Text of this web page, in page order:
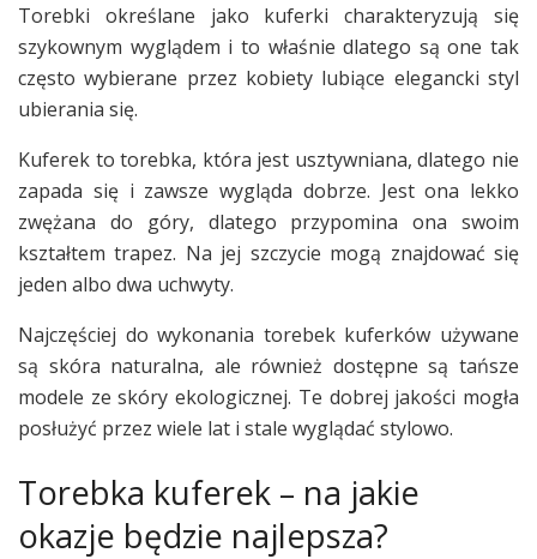
Torebki określane jako kuferki charakteryzują się
szykownym wyglądem i to właśnie dlatego są one tak
często wybierane przez kobiety lubiące elegancki styl
ubierania się.
Kuferek to torebka, która jest usztywniana, dlatego nie
zapada się i zawsze wygląda dobrze. Jest ona lekko
zwężana do góry, dlatego przypomina ona swoim
kształtem trapez. Na jej szczycie mogą znajdować się
jeden albo dwa uchwyty.
Najczęściej do wykonania torebek kuferków używane
są skóra naturalna, ale również dostępne są tańsze
modele ze skóry ekologicznej. Te dobrej jakości mogła
posłużyć przez wiele lat i stale wyglądać stylowo.
Torebka kuferek – na jakie
okazje będzie najlepsza?